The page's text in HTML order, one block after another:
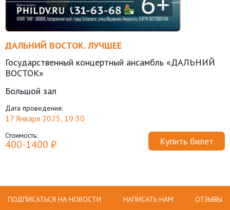
ДАЛЬНИЙ ВОСТОК. ЛУЧШЕЕ
Государственный концертный ансамбль «ДАЛЬНИЙ
ВОСТОК»
Большой зал
Дата проведения:
17 Января 2025, 19:30
Стоимость:
400-1400 ₽ Купить билет
ПОДПИСАТЬСЯ НА НОВОСТИ НАПИСАТЬ НАМ ОТЗЫВЫ